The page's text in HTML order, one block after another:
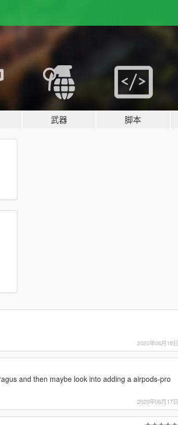
武器 脚本
2020年06月18日
and then maybe look into adding a airpods-pro
2020年06月17日